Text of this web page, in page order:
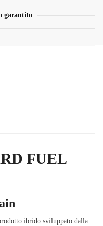
garantito
FUEL
ibrido sviluppato dalla